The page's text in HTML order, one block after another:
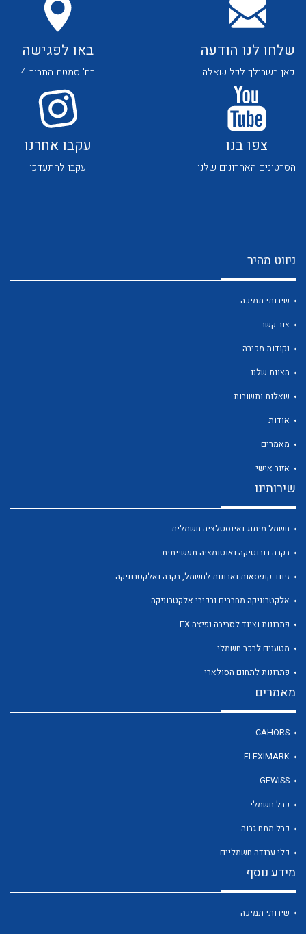
לכל מוצרי היצרן לכל מוצרי היצרן
לכל מוצרי היצרן לכל מוצרי היצרן
לכל מוצרי היצרן לכל מוצרי היצרן
לכל מוצרי היצרן
לכל מוצרי היצרן לכל מוצרי היצרן
לכל מוצרי היצרן
שלחו לנו הודעה
כאן בשבילך לכל שאלה
באו לפגישה
רח' סמטת התבור 4
צפו בנו
הסרטונים האחרונים שלנו
עקבו אחרנו
עקבו להתעדכן
ניווט מהיר
שירותי תמיכה
צור קשר
נקודות מכירה
הצוות שלנו
שאלות ותשובות
אודות
מאמרים
אזור אישי
שירותינו
חשמל מיתוג ואינסטלציה חשמלית
בקרה רובוטיקה ואוטומציה תעשייתית
זיווד קופסאות וארונות לחשמל, בקרה ואלקטרוניקה
אלקטרוניקה מחברים ורכיבי אלקטרוניקה
פתרונות וציוד לסביבה נפיצה EX
מטענים לרכב חשמלי
פתרונות לתחום הסולארי
מאמרים
CAHORS
FLEXIMARK
GEWISS
כבל חשמלי
כבל מתח גבוה
כלי עבודה חשמליים
מידע נוסף
שירותי תמיכה